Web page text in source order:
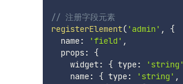
// 注册字段元素
registerElement( 'admin' ,
{
  name
: 'field' ,
  props
:
{
    widget
: { type: 'string'
    name
: { type: 'string' ,